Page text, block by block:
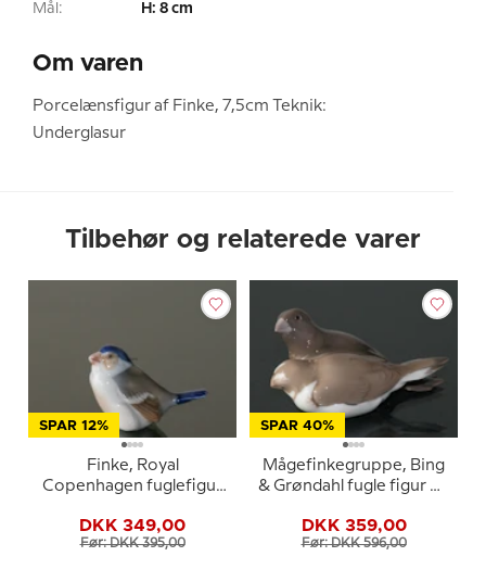
Mål: H: 8 cm
Om varen
Porcelænsfigur af Finke, 7,5cm Teknik:
Underglasur
Tilbehør og relaterede varer
SPAR 12%
Finke, Royal
Copenhagen fuglefigur
DKK 349,00
Før: DKK 395,00
SPAR 40%
Mågefinkegruppe, Bing
& Grøndahl fugle figur nr.
DKK 359,00
Før: DKK 596,00